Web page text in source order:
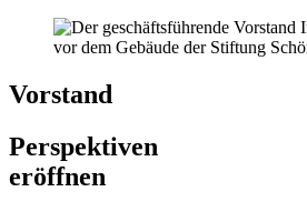
Vorstand
Perspektiven
eröffnen